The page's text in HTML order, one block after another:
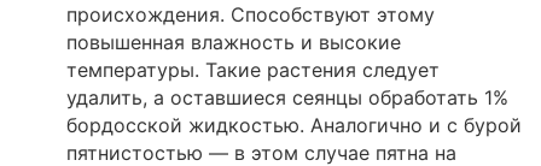
происхождения. Способствуют этому
повышенная влажность и высокие
температуры. Такие растения следует
удалить, а оставшиеся сеянцы обработать 1%
бордосской жидкостью. Аналогично и с бурой
пятнистостью — в этом случае пятна на